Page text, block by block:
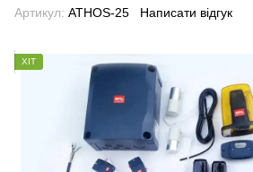
Артикул: ATHOS-25 Написати відгук
ХІТ